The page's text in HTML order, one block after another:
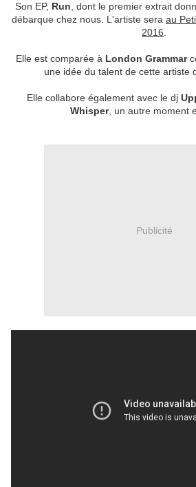
Son EP, Run , dont le premier extrait
débarque chez nous. L'artiste sera au
2016
Elle est comparée à London Grammar
une idée du talent de cette artiste
Elle collabore également avec le dj
Whisper, un autre moment
Publicité